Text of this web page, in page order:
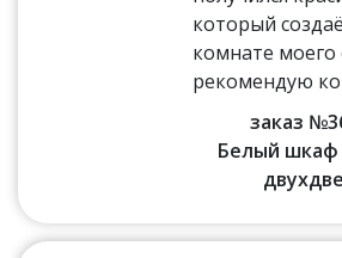
который
комнате моего
рекомендую
заказ
Белый шкаф